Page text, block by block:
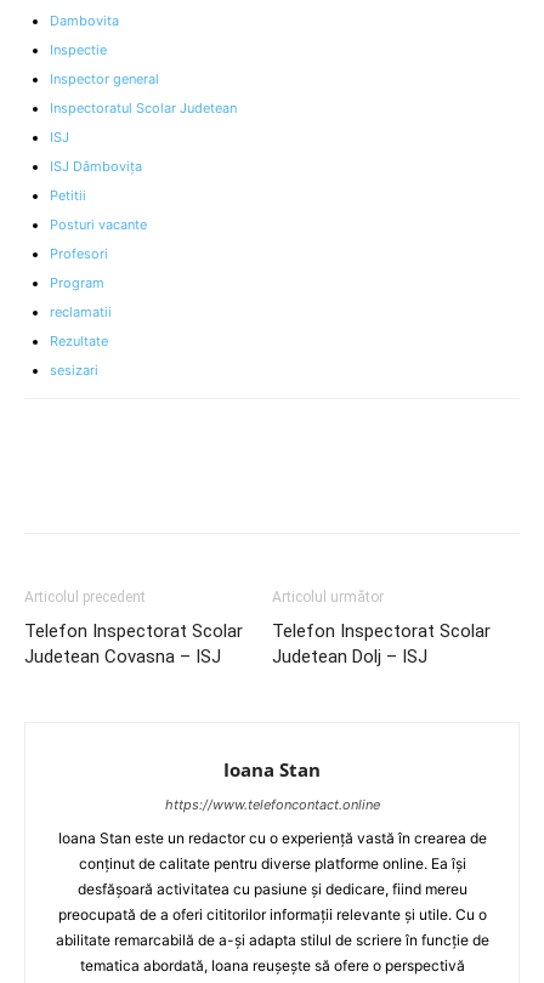
Dambovita
Inspectie
Inspector general
Inspectoratul Scolar Judetean
ISJ
ISJ Dâmbovița
Petitii
Posturi vacante
Profesori
Program
reclamatii
Rezultate
sesizari
Articolul precedent
Telefon Inspectorat Scolar
Judetean Covasna – ISJ
Articolul următor
Telefon Inspectorat Scolar
Judetean Dolj – ISJ
Ioana Stan
https://www.telefoncontact.online
Ioana Stan este un redactor cu o experiență vastă în crearea de
conținut de calitate pentru diverse platforme online. Ea își
desfășoară activitatea cu pasiune și dedicare, fiind mereu
preocupată de a oferi cititorilor informații relevante și utile. Cu o
abilitate remarcabilă de a-și adapta stilul de scriere în funcție de
tematica abordată, Ioana reușește să ofere o perspectivă